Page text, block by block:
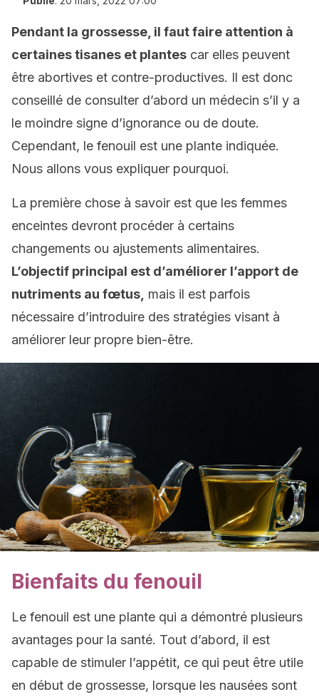
Pendant la grossesse, il faut faire attention à
certaines tisanes et plantes car elles peuvent
être abortives et contre-productives. Il est donc
conseillé de consulter d’abord un médecin s’il y a
le moindre signe d’ignorance ou de doute.
Cependant, le fenouil est une plante indiquée.
Nous allons vous expliquer pourquoi.
La première chose à savoir est que les femmes
enceintes devront procéder à certains
changements ou ajustements alimentaires.
L’objectif principal est d’améliorer l’apport de
nutriments au fœtus, mais il est parfois
nécessaire d’introduire des stratégies visant à
améliorer leur propre bien-être.
Bienfaits du fenouil
Le fenouil est une plante qui a démontré plusieurs
avantages pour la santé. Tout d’abord, il est
capable de stimuler l’appétit, ce qui peut être utile
en début de grossesse, lorsque les nausées sont